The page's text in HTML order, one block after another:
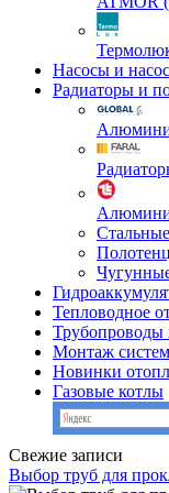
Насосы и
Радиаторы и
Тепловодное
Трубопроводы
Монтаж
Новинки
Газовые котлы
Свежие записи
Выбор труб для